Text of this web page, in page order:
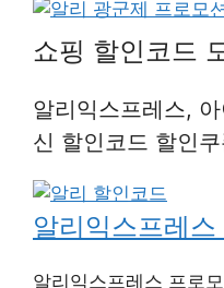
쇼핑 할인코드
알리익스프레스,
신 할인코드 할인
알리익스프레
알리익스프레스 프로